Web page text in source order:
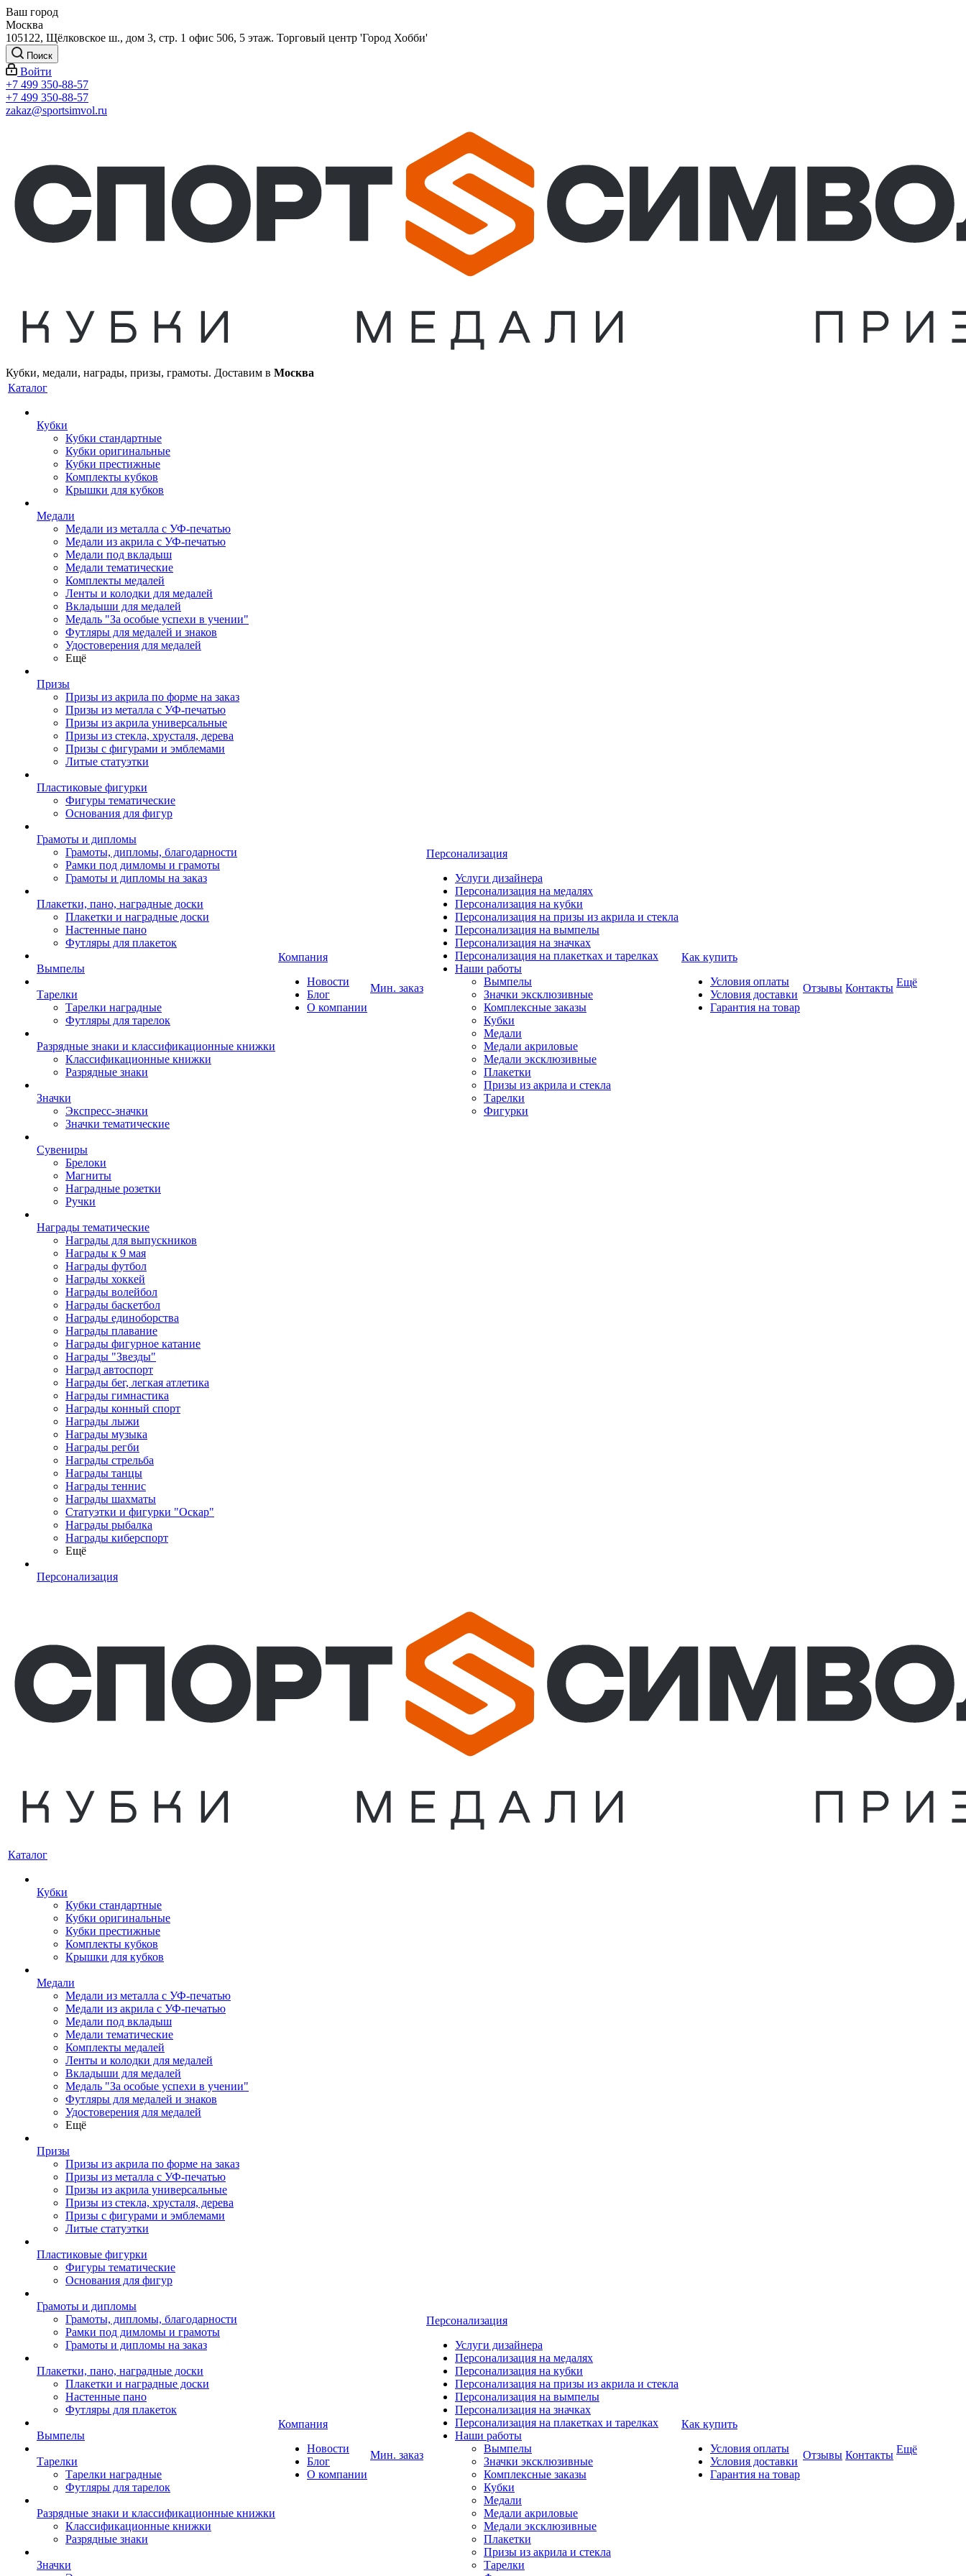
Ваш город
Москва
105122, Щёлковское ш., дом 3, стр. 1 офис 506, 5 этаж. Торговый центр 'Город Хобби'
Поиск
Войти
+7 499 350-88-57
+7 499 350-88-57
zakaz@sportsimvol.ru
Кубки, медали, награды, призы, грамоты. Доставим в Москва
Каталог
Кубки
Кубки стандартные
Кубки оригинальные
Кубки престижные
Комплекты кубков
Крышки для кубков
Медали
Медали из металла с УФ-печатью
Медали из акрила с УФ-печатью
Медали под вкладыш
Медали тематические
Комплекты медалей
Ленты и колодки для медалей
Вкладыши для медалей
Медаль "За особые успехи в учении"
Футляры для медалей и знаков
Удостоверения для медалей
Ещё
Призы
Призы из акрила по форме на заказ
Призы из металла с УФ-печатью
Призы из акрила универсальные
Призы из стекла, хрусталя, дерева
Призы с фигурами и эмблемами
Литые статуэтки
Пластиковые фигурки
Фигуры тематические
Основания для фигур
Грамоты и дипломы
Грамоты, дипломы, благодарности
Рамки под димломы и грамоты
Грамоты и дипломы на заказ
Плакетки, пано, наградные доски
Плакетки и наградные доски
Настенные пано
Футляры для плакеток
Вымпелы
Тарелки
Тарелки наградные
Футляры для тарелок
Разрядные знаки и классификационные книжки
Классификационные книжки
Разрядные знаки
Значки
Экспресс-значки
Значки тематические
Сувениры
Брелоки
Магниты
Наградные розетки
Ручки
Награды тематические
Награды для выпускников
Награды к 9 мая
Награды футбол
Награды хоккей
Награды волейбол
Награды баскетбол
Награды единоборства
Награды плавание
Награды фигурное катание
Награды "Звезды"
Наград автоспорт
Награды бег, легкая атлетика
Награды гимнастика
Награды конный спорт
Награды лыжи
Награды музыка
Награды регби
Награды стрельба
Награды танцы
Награды теннис
Награды шахматы
Статуэтки и фигурки "Оскар"
Награды рыбалка
Награды киберспорт
Ещё
Персонализация
Компания
Новости
Блог
О компании
Мин. заказ
Персонализация
Услуги дизайнера
Персонализация на медалях
Персонализация на кубки
Персонализация на призы из акрила и стекла
Персонализация на вымпелы
Персонализация на значках
Персонализация на плакетках и тарелках
Наши работы
Вымпелы
Значки эксклюзивные
Комплексные заказы
Кубки
Медали
Медали акриловые
Медали эксклюзивные
Плакетки
Призы из акрила и стекла
Тарелки
Фигурки
Как купить
Условия оплаты
Условия доставки
Гарантия на товар
Отзывы Контакты Ещё
Каталог
Кубки
Кубки стандартные
Кубки оригинальные
Кубки престижные
Комплекты кубков
Крышки для кубков
Медали
Медали из металла с УФ-печатью
Медали из акрила с УФ-печатью
Медали под вкладыш
Медали тематические
Комплекты медалей
Ленты и колодки для медалей
Вкладыши для медалей
Медаль "За особые успехи в учении"
Футляры для медалей и знаков
Удостоверения для медалей
Ещё
Призы
Призы из акрила по форме на заказ
Призы из металла с УФ-печатью
Призы из акрила универсальные
Призы из стекла, хрусталя, дерева
Призы с фигурами и эмблемами
Литые статуэтки
Пластиковые фигурки
Фигуры тематические
Основания для фигур
Грамоты и дипломы
Грамоты, дипломы, благодарности
Рамки под димломы и грамоты
Грамоты и дипломы на заказ
Плакетки, пано, наградные доски
Плакетки и наградные доски
Настенные пано
Футляры для плакеток
Вымпелы
Тарелки
Тарелки наградные
Футляры для тарелок
Разрядные знаки и классификационные книжки
Классификационные книжки
Разрядные знаки
Значки
Компания
Новости
Блог
О компании
Мин. заказ
Персонализация
Услуги дизайнера
Персонализация на медалях
Персонализация на кубки
Персонализация на призы из акрила и стекла
Персонализация на вымпелы
Персонализация на значках
Персонализация на плакетках и тарелках
Наши работы
Вымпелы
Значки эксклюзивные
Комплексные заказы
Кубки
Медали
Медали акриловые
Медали эксклюзивные
Плакетки
Призы из акрила и стекла
Тарелки
Как купить
Условия оплаты
Условия доставки
Гарантия на товар
Отзывы Контакты Ещё